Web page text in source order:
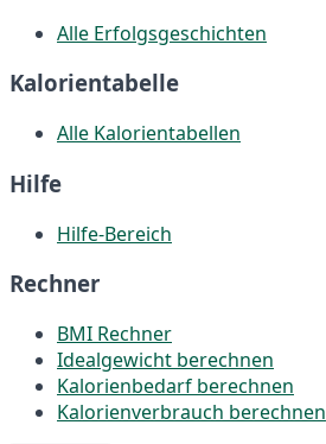
Alle Erfolgsgeschichten
Kalorientabelle
Alle Kalorientabellen
Hilfe
Hilfe-Bereich
Rechner
BMI Rechner
Idealgewicht berechnen
Kalorienbedarf berechnen
Kalorienverbrauch berechnen